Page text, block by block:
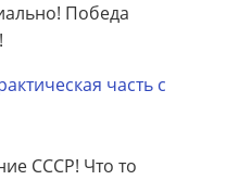
Победа
часть с
СССР! Что то